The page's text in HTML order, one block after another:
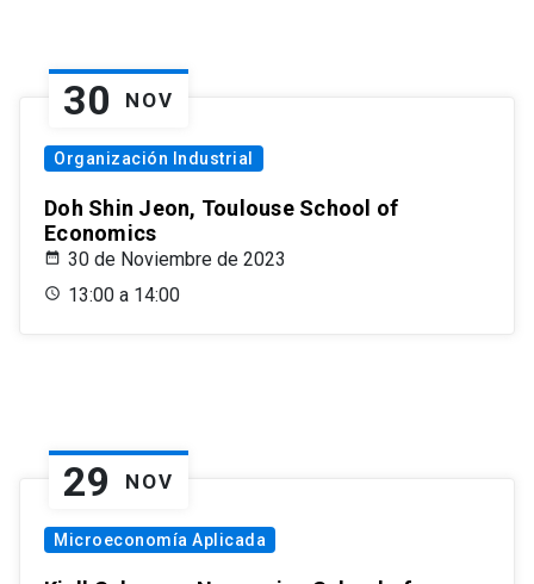
30 NOV
Organización Industrial
Doh Shin Jeon, Toulouse School of
Economics
30 de Noviembre de 2023
13:00 a 14:00
29 NOV
Microeconomía Aplicada